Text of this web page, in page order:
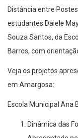
Distância entre
estudantes Daiele
Souza Santos, da
Barros, com
Veja os projetos
em Amargosa:
Escola Municipal Ana
Dinâmica das